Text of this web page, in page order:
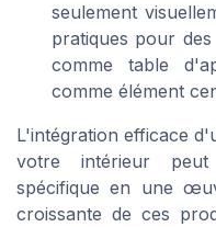
seulement
pratiques pour
comme table
comme élément
L'intégration efficace
votre intérieur
spécifique en une
croissante de ces